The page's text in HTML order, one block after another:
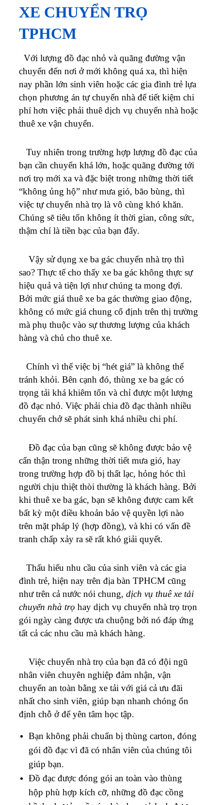
XE CHUYỂN TRỌ
TPHCM
Với lượng đồ đạc nhỏ và quãng đường vận
chuyển đến nơi ở mới không quá xa, thì hiện
nay phần lớn sinh viên hoặc các gia đình trẻ lựa
chọn phương án tự chuyển nhà để tiết kiệm chi
phí hơn việc phải thuê dịch vụ chuyển nhà hoặc
thuê xe vận chuyển.
Tuy nhiên trong trường hợp lượng đồ đạc của
bạn cần chuyển khá lớn, hoặc quãng đường tới
nơi trọ mới xa và đặc biệt trong những thời tiết
“không ủng hộ” như mưa gió, bão bùng, thì
việc tự chuyển nhà trọ là vô cùng khó khăn.
Chúng sẽ tiêu tốn không ít thời gian, công sức,
thậm chí là tiền bạc của bạn đấy.
Vậy sử dụng xe ba gác chuyển nhà trọ thì
sao? Thực tế cho thấy xe ba gác không thực sự
hiệu quả và tiện lợi như chúng ta mong đợi.
Bởi mức giá thuê xe ba gác thường giao động,
không có mức giá chung cố định trên thị trường
mà phụ thuộc vào sự thương lượng của khách
hàng và chủ cho thuê xe.
Chính vì thế việc bị “hét giá” là không thể
tránh khỏi. Bên cạnh đó, thùng xe ba gác có
trọng tải khá khiêm tốn và chỉ được một lượng
đồ đạc nhỏ. Việc phải chia đồ đạc thành nhiều
chuyến chở sẽ phát sinh khá nhiều chi phí.
Đồ đạc của bạn cũng sẽ không được bảo vệ
cẩn thận trong những thời tiết mưa gió, hay
trong trường hợp đồ bị thất lạc, hỏng hóc thì
người chịu thiệt thòi thường là khách hàng. Bởi
khi thuê xe ba gác, bạn sẽ không được cam kết
bất kỳ một điều khoản bảo vệ quyền lợi nào
trên mặt pháp lý (hợp đồng), và khi có vấn đề
tranh chấp xảy ra sẽ rất khó giải quyết.
Thấu hiểu nhu cầu của sinh viên và các gia
đình trẻ, hiện nay trên địa bàn TPHCM cũng
như trên cả nước nói chung, dịch vụ thuê xe tải
chuyển nhà trọ hay dịch vụ chuyển nhà trọ trọn
gói ngày càng được ưa chuộng bởi nó đáp ứng
tất cả các nhu cầu mà khách hàng.
Việc chuyển nhà trọ của bạn đã có đội ngũ
nhân viên chuyên nghiệp đảm nhận, vận
chuyển an toàn bằng xe tải với giá cả ưu đãi
nhất cho sinh viên, giúp bạn nhanh chóng ổn
định chỗ ở để yên tâm học tập.
Bạn không phải chuẩn bị thùng carton, đóng
gói đồ đạc vì đã có nhân viên của chúng tôi
giúp bạn.
Đồ đạc được đóng gói an toàn vào thùng
hộp phù hợp kích cỡ, những đồ đạc cồng